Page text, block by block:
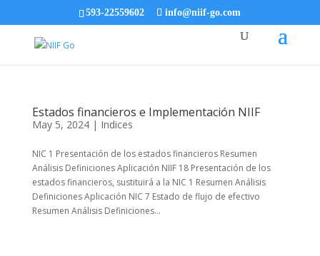
593-22559602 info@niif-go.com
Estados financieros e Implementación NIIF
May 5, 2024| Indices
NIC 1 Presentación de los estados financieros Resumen
Análisis Definiciones Aplicación NIIF 18 Presentación de los
estados financieros, sustituirá a la NIC 1 Resumen Análisis
Definiciones Aplicación NIC 7 Estado de flujo de efectivo
Resumen Análisis Definiciones...